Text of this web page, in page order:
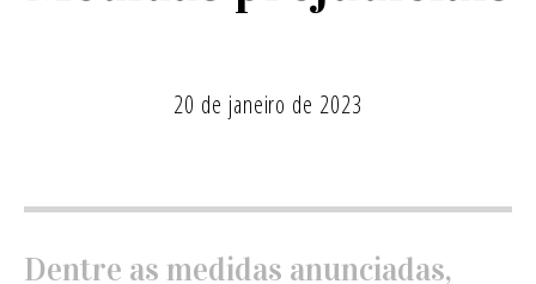
20 de janeiro de 2023
Dentre as medidas anunciadas,